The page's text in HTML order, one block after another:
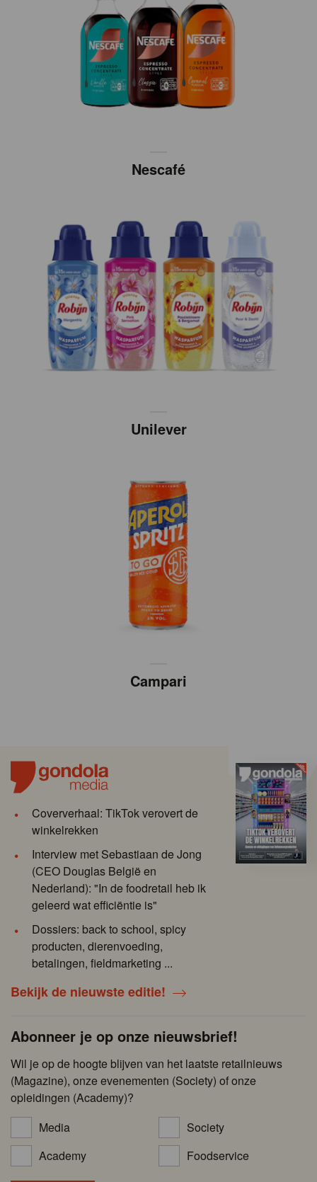
Nescafé
Unilever
Campari
Coververhaal: TikTok verovert de
winkelrekken
Interview met Sebastiaan de Jong
(CEO Douglas België en
Nederland): "In de foodretail heb ik
geleerd wat efficiëntie is"
Dossiers: back to school, spicy
producten, dierenvoeding,
betalingen, fieldmarketing ...
Bekijk de nieuwste editie!
Abonneer je op onze nieuwsbrief!
Wil je op de hoogte blijven van het laatste retailnieuws
(Magazine), onze evenementen (Society) of onze
opleidingen (Academy)?
Media
Society
Academy
Foodservice